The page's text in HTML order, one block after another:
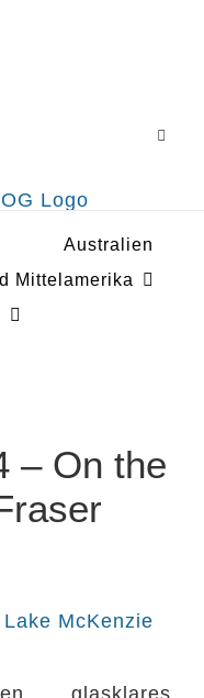
Toggle
Australien
Mittelamerika
– On the
glasklares